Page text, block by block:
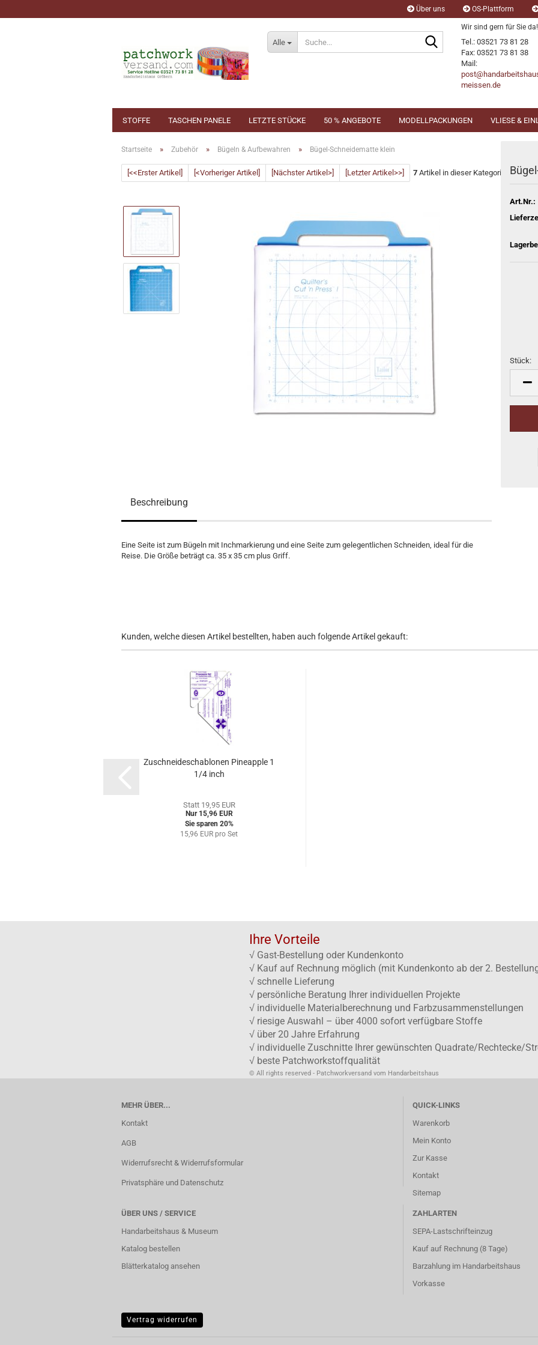
Über uns OS-Plattform
Alle
Wir sind gern für Sie da!
Tel.: 03521 73 81 28
Fax: 03521 73 81 38
Mail:
meissen.de
STOFFE TASCHEN PANELE LETZTE STÜCKE 50 % ANGEBOTE MODELLPACKUNGEN VLIESE &
Startseite » Zubehör » Bügeln & Aufbewahren » Bügel-Schneidematte klein
[<<Erster Artikel] [<Vorheriger Artikel] [Nächster Artikel>] [Letzter Artikel>>] 7 Artikel in dieser Kategorie
Art.Nr.:
Stück:
Stück
Beschreibung
Eine Seite ist zum Bügeln mit Inchmarkierung und eine Seite zum gelegentlichen Schneiden, ideal für die
Reise. Die Größe beträgt ca. 35 x 35 cm plus Griff.
Kunden, welche diesen Artikel bestellten, haben auch folgende Artikel gekauft:
Zuschneideschablonen Pineapple 1
1/4 inch
Statt 19,95 EUR
Nur 15,96 EUR
Sie sparen 20%
15,96 EUR pro Set
Ihre Vorteile
√ Gast-Bestellung oder Kundenkonto
√ Kauf auf Rechnung möglich (mit Kundenkonto ab der 2.
√ schnelle Lieferung
√ persönliche Beratung Ihrer individuellen Projekte
√ individuelle Materialberechnung und Farbzusammenstellungen
√ riesige Auswahl – über 4000 sofort verfügbare Stoffe
√ über 20 Jahre Erfahrung
√ individuelle Zuschnitte Ihrer gewünschten Quadrate/Rechtecke/
√ beste Patchworkstoffqualität
© All rights reserved - Patchworkversand vom Handarbeitshaus
MEHR ÜBER...
Kontakt
AGB
Widerrufsrecht & Widerrufsformular
Privatsphäre und Datenschutz
QUICK-LINKS
Warenkorb
Mein Konto
Zur Kasse
Kontakt
Sitemap
ÜBER UNS / SERVICE
Handarbeitshaus & Museum
Katalog bestellen
Blätterkatalog ansehen
ZAHLARTEN
SEPA-Lastschrifteinzug
Kauf auf Rechnung (8 Tage)
Barzahlung im Handarbeitshaus
Vorkasse
Vertrag widerrufen